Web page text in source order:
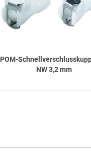
POM-
NW 3,2 mm